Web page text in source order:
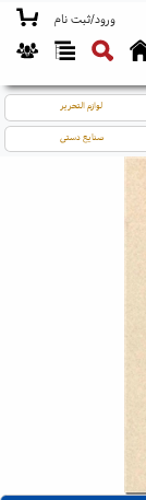
ورود/ثبت نام
لوازم التحریر
صنایع دستی